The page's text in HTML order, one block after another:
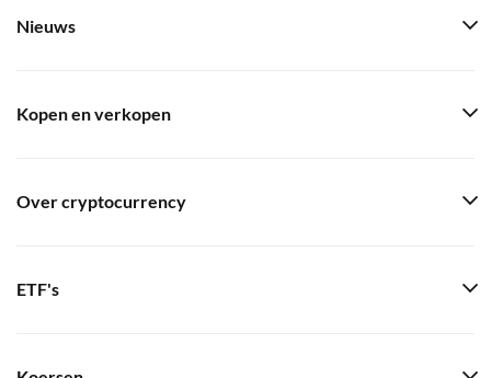
Nieuws
Kopen en verkopen
Over cryptocurrency
ETF's